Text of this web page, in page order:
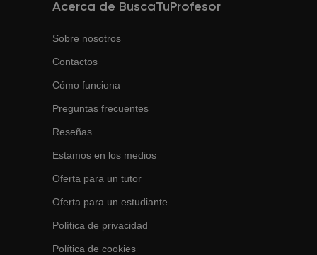
Acerca de BuscaTuProfesor
Sobre nosotros
Contactos
Cómo funciona
Preguntas frecuentes
Reseñas
Estamos en los medios
Oferta para un tutor
Oferta para un estudiante
Política de privacidad
Política de cookies